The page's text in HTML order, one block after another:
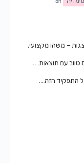
– משהו מקצועי.
טווב עם תוצאות….
התפקיד הזה….